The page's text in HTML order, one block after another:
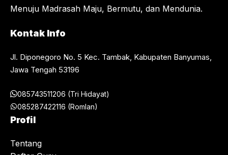
Menuju Madrasah Maju, Bermutu, dan Mendunia.
Kontak Info
Jl. Diponegoro No. 5 Kec. Tambak, Kabupaten Banyumas,
Jawa Tengah 53196
085743511206 (Tri Hidayat)
085287422116 (Romlan)
Profil
Tentang